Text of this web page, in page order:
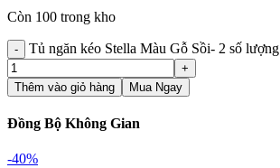
Còn 100 trong kho
Tủ ngăn kéo Stella Màu Gỗ Sồi- 2 số lượng
Thêm vào giỏ hàng Mua Ngay
Đồng Bộ Không Gian
-40%